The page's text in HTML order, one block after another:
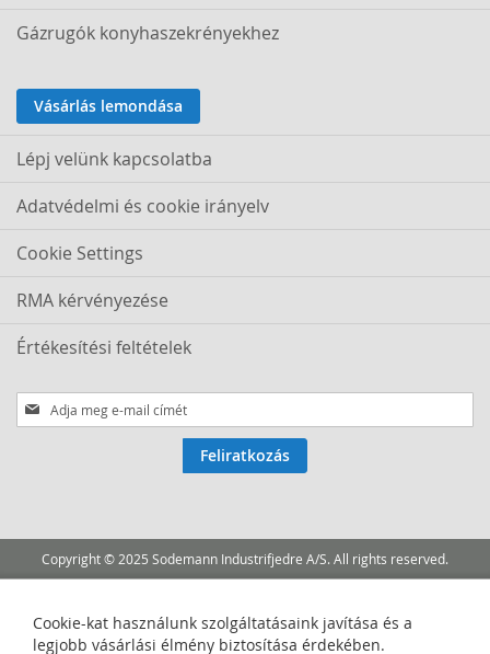
Gázrugók konyhaszekrényekhez
Vásárlás lemondása
Lépj velünk kapcsolatba
Adatvédelmi és cookie irányelv
Cookie Settings
RMA kérvényezése
Értékesítési feltételek
Iratkozzon
fel
Feliratkozás
Copyright © 2025 Sodemann Industrifjedre A/S. All rights reserved.
Cookie-kat használunk szolgáltatásaink javítása és a
legjobb vásárlási élmény biztosítása érdekében.